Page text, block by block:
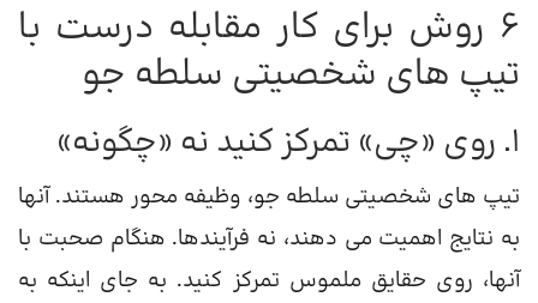
6 روش برای کار مقابله درست با
تیپ های شخصیتی سلطه جو
1. روی «چی» تمرکز کنید نه «چگونه»
تیپ های شخصیتی سلطه جو، وظیفه محور هستند. آنها
به نتایج اهمیت می دهند، نه فرآیندها. هنگام صحبت با
آنها، روی حقایق ملموس تمرکز کنید. به جای اینکه به